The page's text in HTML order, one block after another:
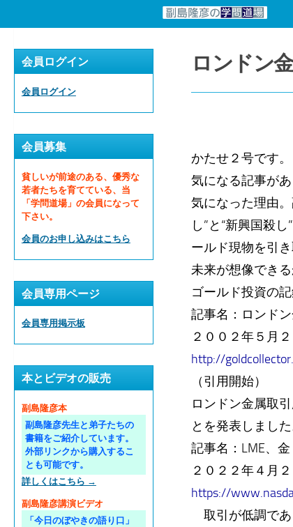
ロンドン
かたせ２号です。
気になる記事が
気になった理由
し”と“新興国殺
ールド現物を引
未来が想像できる
ゴールド投資の
記事名：ロンド
２００２年５月
http://
（引用開始）
ロンドン金属取
とを発表しました
記事名：LME、
２０２２年４月
https://
取引が低調であ
会員ログイン
会員ログイン
会員募集
貧しいが前途のある、優秀な
若者たちを育てている、当
「学問道場」の会員になって
下さい。
会員のお申し込みはこちら
会員専用ページ
会員専用掲示板
本とビデオの販売
副島隆彦本
副島隆彦先生と弟子たちの
書籍をご紹介しています。
外部リンクから購入するこ
とも可能です。
詳しくはこちら →
副島隆彦講演ビデオ
「今日のぼやきの語り口」